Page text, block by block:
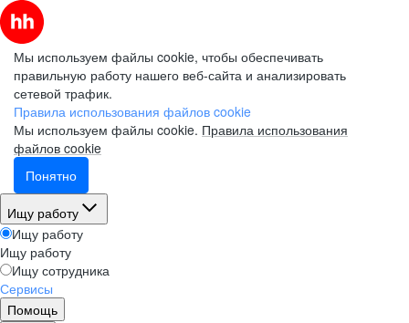
Мы используем файлы cookie, чтобы обеспечивать
правильную работу нашего веб-сайта и анализировать
сетевой трафик.
Правила использования файлов cookie
Мы используем файлы cookie. Правила использования
файлов cookie
Понятно
Ищу работу
Ищу работу
Ищу работу
Ищу сотрудника
Сервисы
Помощь